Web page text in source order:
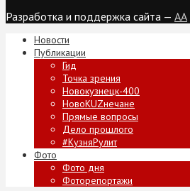
Разработка и поддержка сайта — AA
Новости
Публикации
Гид
Точка зрения
Новокузнецк-400
НовоKUZнечане
Прямые вопросы
Дело прошлого
#КузняРулит
Фото
Фото дня
Фоторепортажи